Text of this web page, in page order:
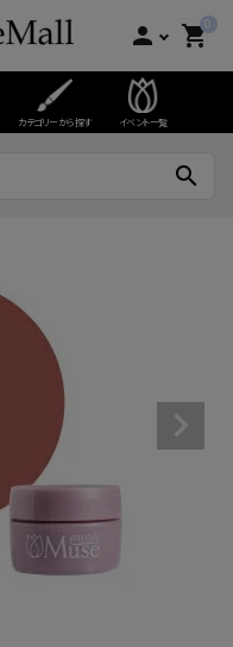
person 0
shopping_cart
カテゴリーから探す イベント一覧
search